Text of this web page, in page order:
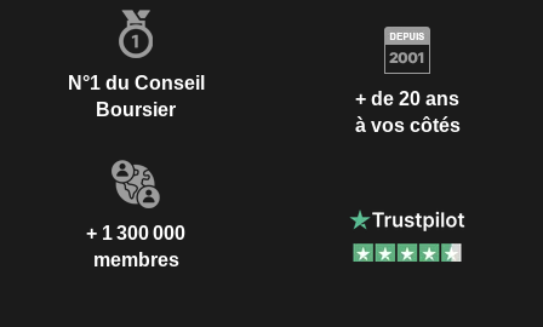
N°1 du Conseil
Boursier
+ de 20 ans
à vos côtés
+ 1 300 000
membres